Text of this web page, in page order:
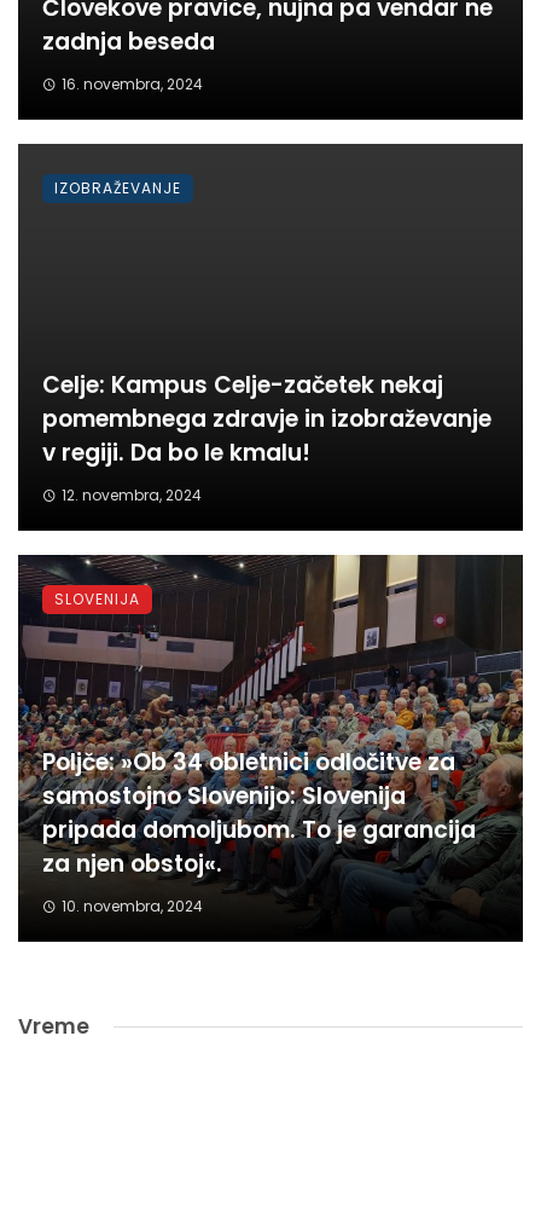
Človekove pravice, nujna pa vendar ne
zadnja beseda
16. novembra, 2024
Celje: Kampus Celje-začetek nekaj
pomembnega zdravje in izobraževanje
v regiji. Da bo le kmalu!
12. novembra, 2024
IZOBRAŽEVANJE
Poljče: »Ob 34 obletnici odločitve za
samostojno Slovenijo: Slovenija
pripada domoljubom. To je garancija
za njen obstoj«.
10. novembra, 2024
SLOVENIJA
Vreme